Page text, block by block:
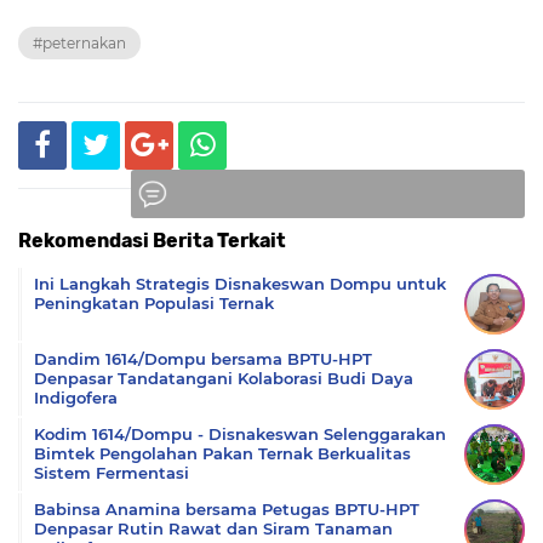
#peternakan
Rekomendasi Berita Terkait
Ini Langkah Strategis Disnakeswan Dompu untuk
Peningkatan Populasi Ternak
Dandim 1614/Dompu bersama BPTU-HPT
Denpasar Tandatangani Kolaborasi Budi Daya
Indigofera
Kodim 1614/Dompu - Disnakeswan Selenggarakan
Bimtek Pengolahan Pakan Ternak Berkualitas
Sistem Fermentasi
Babinsa Anamina bersama Petugas BPTU-HPT
Denpasar Rutin Rawat dan Siram Tanaman